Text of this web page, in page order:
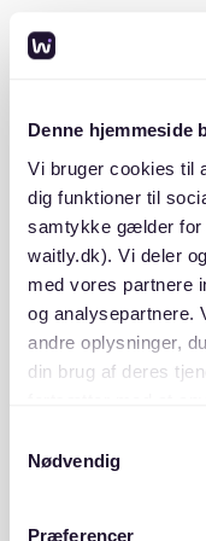
Denne hjemmeside
Vi bruger cookies til
dig funktioner til
samtykke gælder for
waitly.dk). Vi deler
med vores partnere
og analysepartnere.
andre oplysninger,
din brug af deres
Nødvendig
Præferencer
opmærksom
Der er nogle ting,
når du vælger selv
Rigtige oplysninger
Du er selv
er korrekte, og du
Foreningens krav
Orientér dig